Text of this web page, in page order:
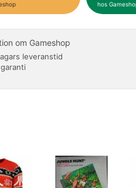
hos
om Gameshop
leveranstid